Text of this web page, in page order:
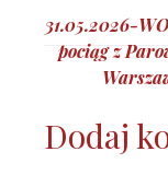
Nawigacja
wpisu
31.05.2026-
pociąg z
Dodaj